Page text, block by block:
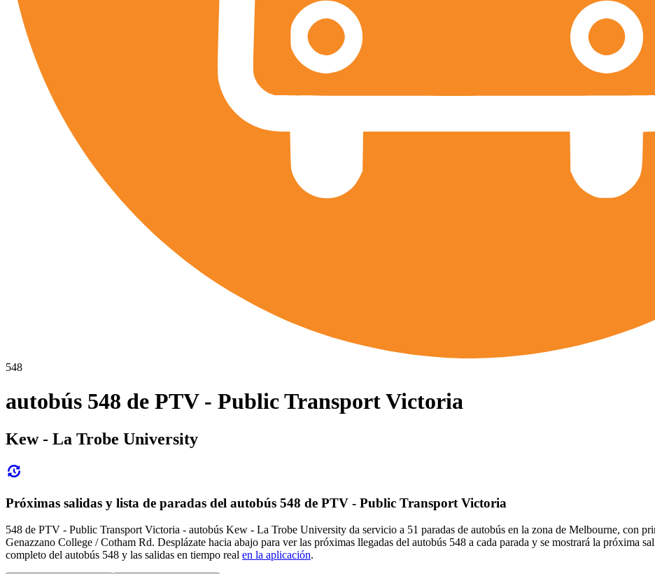
548
autobús 548 de PTV - Public Transport Victoria
Kew - La Trobe University
Próximas salidas y lista de paradas del autobús 548 de PTV - Public Transport Victoria
548 de PTV - Public Transport Victoria - autobús Kew - La Trobe University da servicio a 51 paradas de autobús en la zona de Melbourne, con
Genazzano College / Cotham Rd. Desplázate hacia abajo para ver las próximas llegadas del autobús 548 a cada parada y se mostrará la próxima
completo del autobús 548 y las salidas en tiempo real en la aplicación.